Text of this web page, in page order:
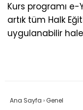
Kurs programı
artık tüm Halk
uygulanabilir
Ana Sayfa ›Genel